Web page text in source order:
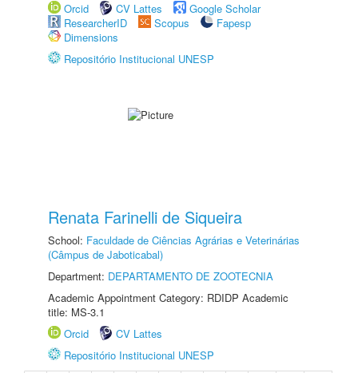
Orcid
CV Lattes
Google Scholar
ResearcherID
Scopus
Fapesp
Dimensions
Repositório Institucional UNESP
Renata Farinelli de Siqueira
School: Faculdade de Ciências Agrárias e Veterinárias
(Câmpus de Jaboticabal)
Department: DEPARTAMENTO DE ZOOTECNIA
Academic Appointment Category: RDIDP Academic
title: MS-3.1
Orcid
CV Lattes
Repositório Institucional UNESP